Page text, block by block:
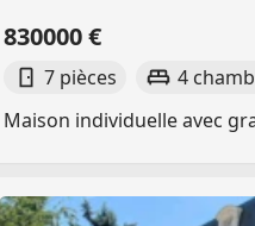
830000 €
7 pièces 4
Maison individuelle avec